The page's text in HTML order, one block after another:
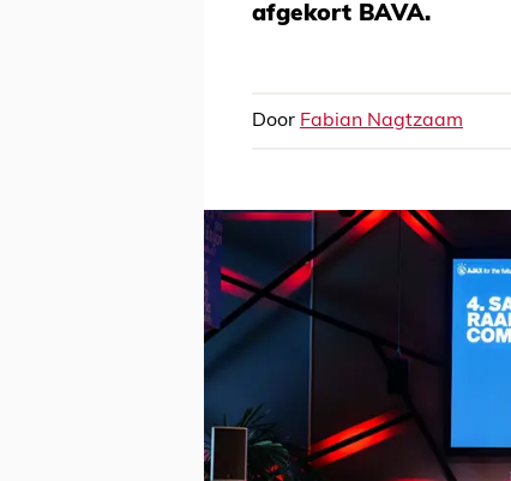
afgekort BAVA.
Door Fabian Nagtzaam